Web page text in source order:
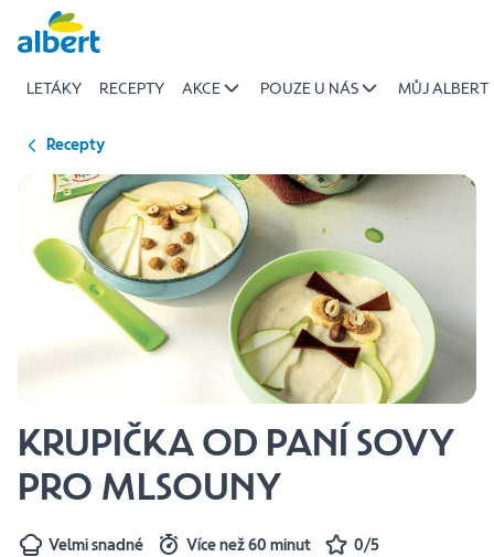
Přeskočit
LETÁKY RECEPTY AKCE POUZE U NÁS MŮJ ALBERT
Recepty
KRUPIČKA OD PANÍ SOVY
PRO MLSOUNY
Velmi snadné Více než 60 minut 0/5